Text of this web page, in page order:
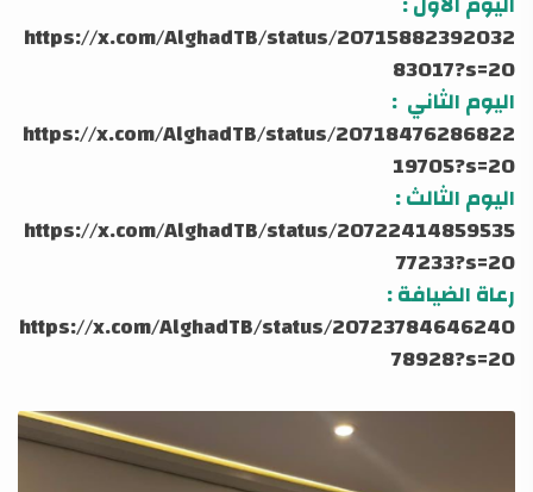
https://x.com/AlghadTB/status/20715882392032
83017?s=20
اليوم الثاني :
https://x.com/AlghadTB/status/20718476286822
19705?s=20
اليوم الثالث :
https://x.com/AlghadTB/status/20722414859535
77233?s=20
رعاة الضيافة :
https://x.com/AlghadTB/status/20723784646240
78928?s=20